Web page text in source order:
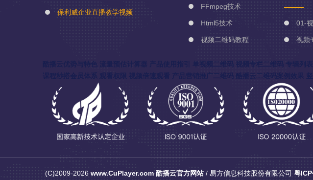
保利威企业直播教学视频
FFmpeg技术
Html5技术
视频二维码教程
01-
视频
酷播云优势与特色 流量预估计算器 单视频二维码 视频专栏二维码 专辑列表
观看权限 产品营销推广二维码 酷播云二维码案例效果
(C)2009-2026www.CuPlayer.com 酷播云官方网站 / 易方信息科技股份有限公司粤